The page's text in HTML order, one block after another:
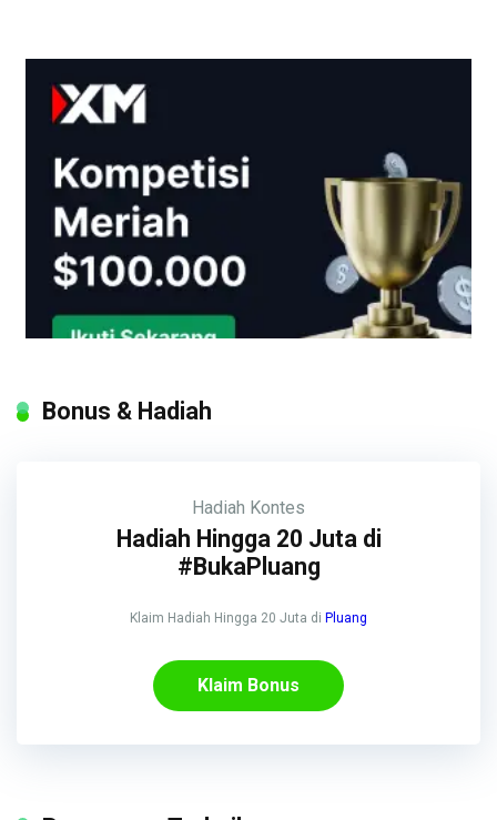
Bonus & Hadiah
Hadiah Kontes
Hadiah Hingga 20 Juta di
#BukaPluang
Klaim Hadiah Hingga 20 Juta di Pluang
Klaim Bonus